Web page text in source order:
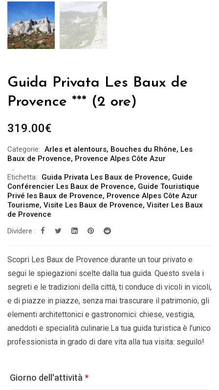
Guida Privata Les Baux de
Provence *** (2 ore)
319.00€
Categorie: Arles et alentours, Bouches du Rhône, Les
Baux de Provence, Provence Alpes Côte Azur
Etichetta: Guida Privata Les Baux de Provence, Guide
Conférencier Les Baux de Provence, Guide Touristique
Privé les Baux de Provence, Provence Alpes Côte Azur
Tourisme, Visite Les Baux de Provence, Visiter Les Baux
de Provence
Dividere :
Scopri Les Baux de Provence durante un tour privato e
segui le spiegazioni scelte dalla tua guida. Questo svela i
segreti e le tradizioni della città, ti conduce di vicoli in vicoli,
e di piazze in piazze, senza mai trascurare il patrimonio, gli
elementi architettonici e gastronomici: chiese, vestigia,
aneddoti e specialità culinarie.La tua guida turistica è l’unico
professionista in grado di dare vita alla tua visita: seguilo!
Giorno dell'attività *